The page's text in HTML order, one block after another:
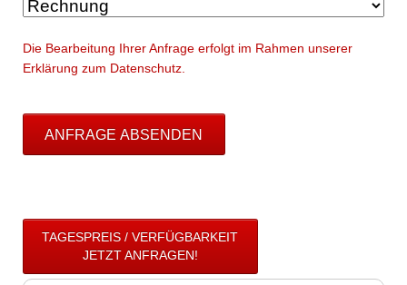
Die Bearbeitung Ihrer Anfrage erfolgt im Rahmen unserer
Erklärung zum Datenschutz.
ANFRAGE ABSENDEN
TAGESPREIS / VERFÜGBARKEIT
JETZT ANFRAGEN!